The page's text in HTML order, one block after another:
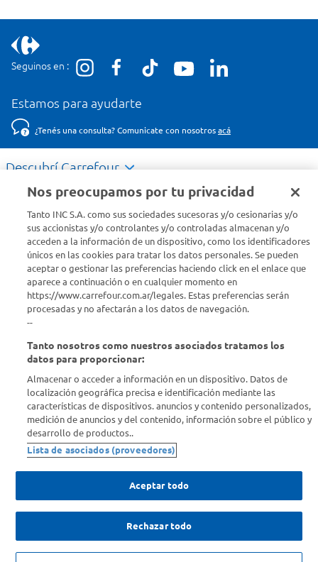
Seguinos en :
Estamos para ayudarte
¿Tenés una consulta? Comunicate con nosotros acá
Descubrí Carrefour
Info útil
Comprá Online
Enterate de nuestras ofertas
que nadie.
Provincia
ENVIAR
SOLICITUD DE ARREPENTIMIENTO
Nos preocupamos por tu privacidad
Tanto INC S.A. como sus sociedades sucesoras y/o cesionarias y/o
sus accionistas y/o controlantes y/o controladas almacenan y/o
acceden a la información de un dispositivo, como los identificadores
únicos en las cookies para tratar los datos personales. Se pueden
aceptar o gestionar las preferencias haciendo click en el enlace que
aparece a continuación o en cualquier momento en
https://www.carrefour.com.ar/legales. Estas preferencias serán
procesadas y no afectarán a los datos de navegación.
--
Tanto nosotros como nuestros asociados tratamos los
datos para proporcionar:
Almacenar o acceder a información en un dispositivo. Datos de
localización geográfica precisa e identificación mediante las
características de dispositivos. anuncios y contenido personalizados,
medición de anuncios y del contenido, información sobre el público y
desarrollo de productos..
Lista de asociados (proveedores)
Aceptar todo
Rechazar todo